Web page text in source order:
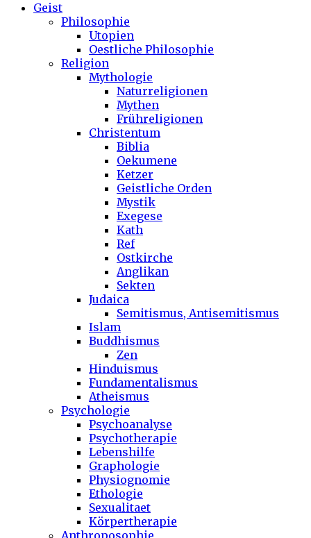
Geist
Philosophie
Utopien
Oestliche Philosophie
Religion
Mythologie
Naturreligionen
Mythen
Frühreligionen
Christentum
Biblia
Oekumene
Ketzer
Geistliche Orden
Mystik
Exegese
Kath
Ref
Ostkirche
Anglikan
Sekten
Judaica
Semitismus, Antisemitismus
Islam
Buddhismus
Zen
Hinduismus
Fundamentalismus
Atheismus
Psychologie
Psychoanalyse
Psychotherapie
Lebenshilfe
Graphologie
Physiognomie
Ethologie
Sexualitaet
Körpertherapie
Anthroposophie